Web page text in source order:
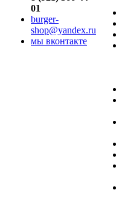
01
burger-
shop@yandex.ru
мы вконтакте